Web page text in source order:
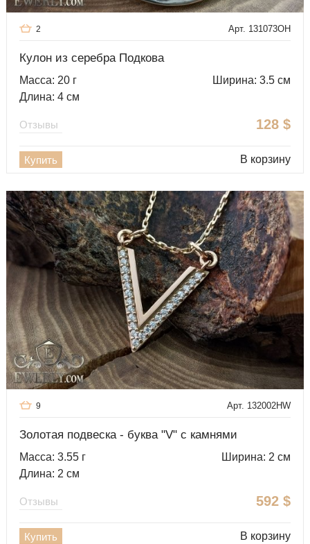
Арт. 131073OH
2
Кулон из серебра Подкова
Масса: 20 г
Ширина: 3.5 см
Длина: 4 см
128 $
Отзывы
Купить В корзину
Арт. 132002HW
9
Золотая подвеска - буква "V" с камнями
Масса: 3.55 г
Ширина: 2 см
Длина: 2 см
592 $
Отзывы
Купить В корзину